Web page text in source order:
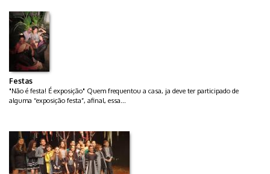
Festas
"Não é festa! É exposição" Quem frequentou a casa, ja deve ter participado de
alguma “exposição festa”, afinal, essa...